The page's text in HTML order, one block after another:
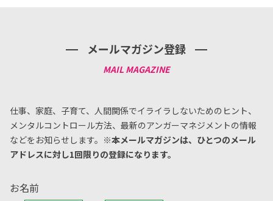
メールマガジン登録
仕事、家庭、子育て、人間関係でイライラしないためのヒント、
メンタルコントロール方法、 最新のアンガーマネジメントの情報
などをお知らせします。 ※本メールマガジンは、ひとつのメール
アドレスに対し1回限りの登録になります。
お名前